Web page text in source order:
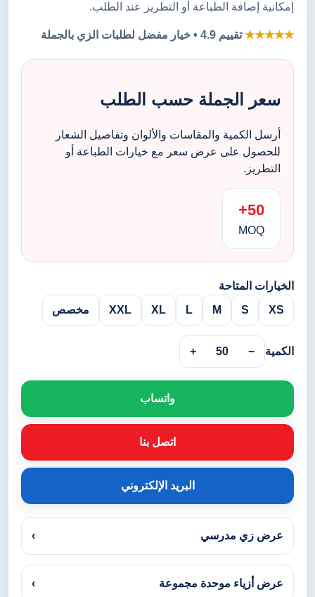
إمكانية إضافة الطباعة أو التطريز عند الطلب.
★★★★★تقييم 4.9 • خيار مفضل لطلبات الزي بالجملة
سعر الجملة حسب الطلب
أرسل الكمية والمقاسات والألوان وتفاصيل الشعار
للحصول على عرض سعر مع خيارات الطباعة أو
التطريز.
50+
MOQ
الخيارات المتاحة
XS
S
M
L
XL
XXL مخصص
الكمية −
50
+
واتساب
اتصل بنا
البريد الإلكتروني
عرض زي مدرسي ›
عرض أزياء موحدة مجموعة ›